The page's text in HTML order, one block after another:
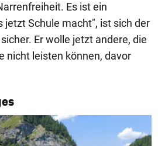
Es ist ein
jetzt Schule macht", ist sich der
Er wolle jetzt andere, die
nicht leisten können, davor